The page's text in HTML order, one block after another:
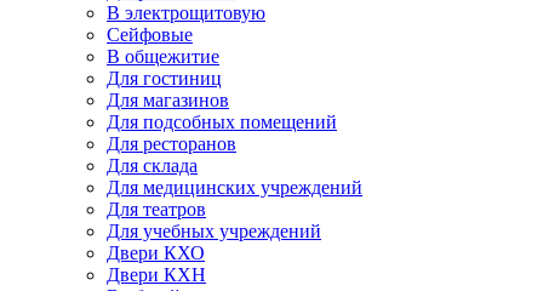
В электрощитовую
Сейфовые
В общежитие
Для гостиниц
Для магазинов
Для подсобных помещений
Для ресторанов
Для склада
Для медицинских учреждений
Для театров
Для учебных учреждений
Двери КХО
Двери КХН